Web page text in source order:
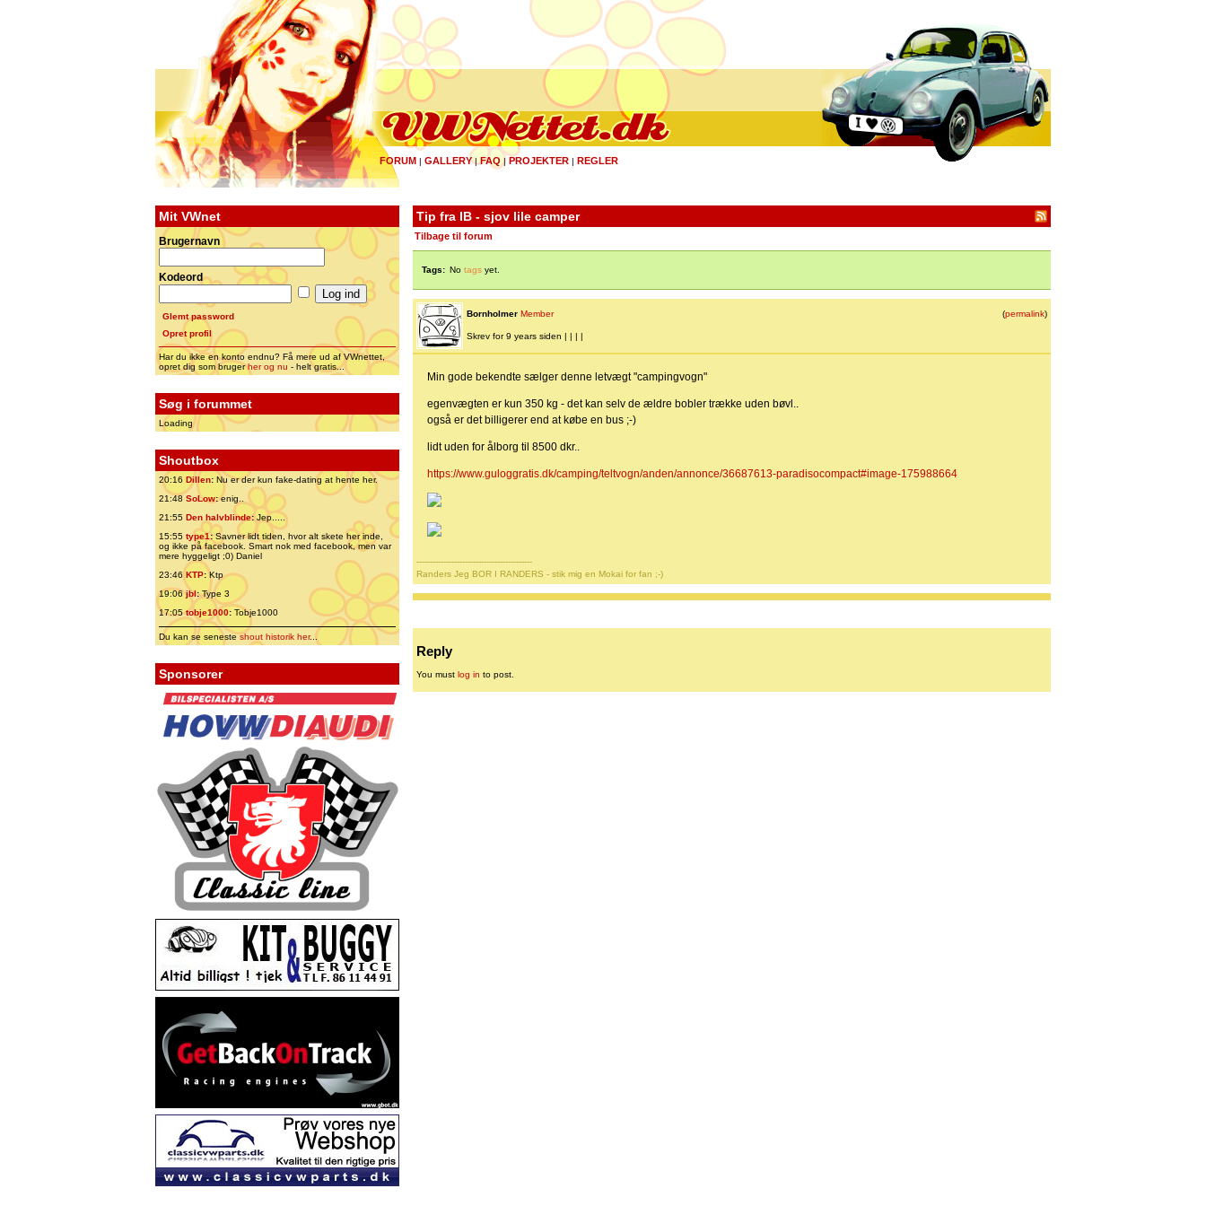
FORUM | GALLERY|FAQ | PROJEKTER | REGLER
Mit VWnet
Brugernavn
Kodeord
Glemt password
Opret profil
Har du ikke en konto endnu? Få mere ud af VWnettet,
opret dig som brugerher og nu - helt gratis...
Søg i forummet
Loading
Shoutbox
20:16 Dillen: Nu er der kun fake-dating at hente her.
21:48 SoLow:enig..
21:55 Den halvblinde:Jep.....
15:55 type1:Savner lidt tiden, hvor alt skete her inde,
og ikke på facebook. Smart nok med facebook, men var
mere hyggeligt ;0) Daniel
23:46 KTP:Ktp
19:06jbl:Type 3
17:05tobje1000: Tobje1000
Du kan se senesteshout historik her...
Sponsorer
Tip fra IB - sjov lile camper
Tilbage til forum
Tags: No tags yet.
(permalink)
Bornholmer Member
Skrev for 9 years siden | | | |
Min gode bekendte sælger denne letvægt "campingvogn"
egenvægten er kun 350 kg - det kan selv de ældre bobler trække uden bøvl..
også er det billigerer end at købe en bus ;-)
lidt uden for ålborg til 8500 dkr..
https://www.guloggratis.dk/camping/teltvogn/anden/annonce/36687613-paradisocompact#image-175988664
-------------------------------------------
Randers Jeg BOR I RANDERS - stik mig en Mokai for fan ;-)
Reply
You must log in to post.